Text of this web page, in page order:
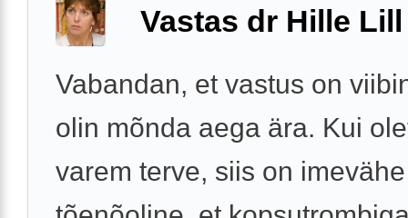
Vastas dr Hille Lill
Vabandan, et vastus on
olin mõnda aega ära. Kui
varem terve, siis on imevähe